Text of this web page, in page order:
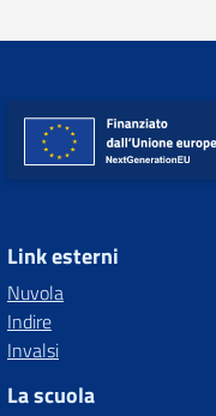
Link esterni
Nuvola
Indire
Invalsi
La scuola